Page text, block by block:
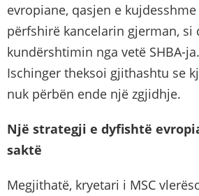
evropiane, qasjen e
përfshirë kancelarin gjerman, si
kundërshtimin nga vetë SHBA-
Ischinger theksoi gjithashtu se
nuk përbën ende një zgjidhje.
Një strategji e dyfishtë
saktë
Megjithatë, kryetari i MSC